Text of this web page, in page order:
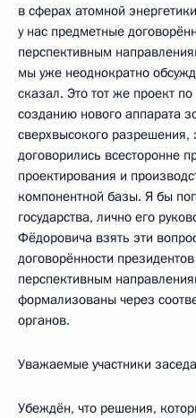
в сферах атомной
у нас предметные
перспективным
мы уже неоднократно
сказал. Это тот же проект
созданию нового аппарата
сверхвысокого
договорились всесторонне
проектирования и
компонентной базы. Я бы
государства, лично его
Фёдоровича взять эти
договорённости
перспективным
формализованы через
органов.
Уважаемые участники
Убеждён, что решения,